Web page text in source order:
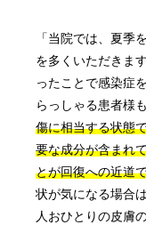
「当院では、夏季
を多くいただきま
ったことで感染症
らっしゃる患者様
傷に相当する状態
要な成分が含まれ
とが回復への近道
状が気になる場合
人おひとりの皮膚